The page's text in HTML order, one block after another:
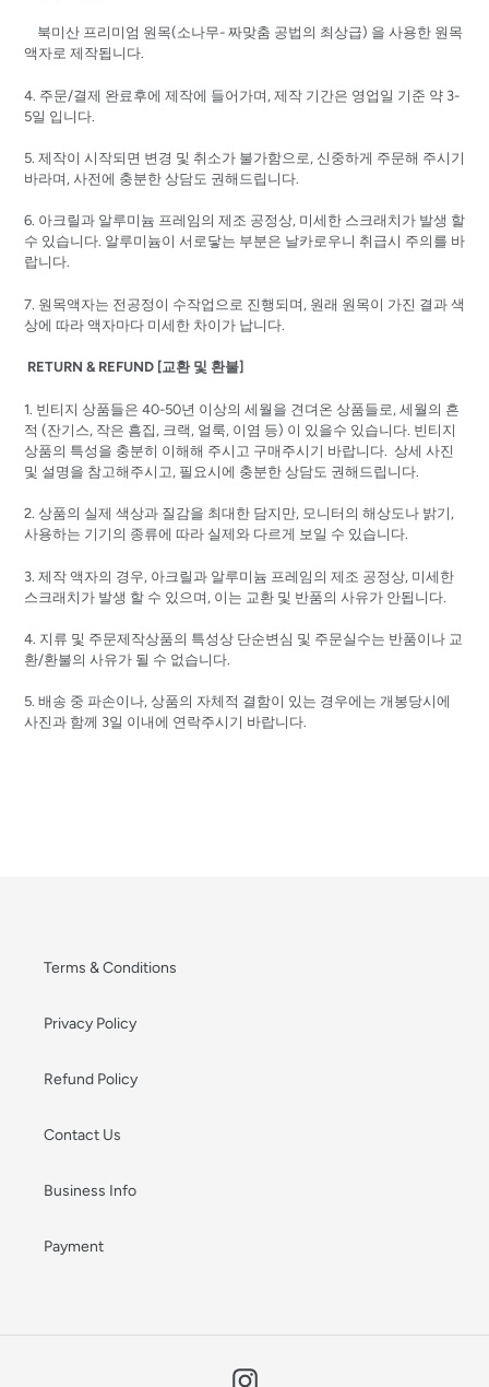
북미산 프리미엄 원목(소나무- 짜맞춤 공법의 최상급) 을 사용한 원목
액자로 제작됩니다.
4. 주문/결제 완료후에 제작에 들어가며, 제작 기간은 영업일 기준 약 3-
5일 입니다.
5. 제작이 시작되면 변경 및 취소가 불가함으로, 신중하게 주문해 주시기
바라며, 사전에 충분한 상담도 권해드립니다.
6. 아크릴과 알루미늄 프레임의 제조 공정상, 미세한 스크래치가 발생 할
수 있습니다. 알루미늄이 서로닿는 부분은 날카로우니 취급시 주의를 바
랍니다.
7. 원목액자는 전공정이 수작업으로 진행되며, 원래 원목이 가진 결과 색
상에 따라 액자마다 미세한 차이가 납니다.
RETURN & REFUND [교환 및 환불]
1. 빈티지 상품들은 40-50년 이상의 세월을 견뎌온 상품들로, 세월의 흔
적 (잔기스, 작은 흠집, 크랙, 얼룩, 이염 등) 이 있을수 있습니다. 빈티지
상품의 특성을 충분히 이해해 주시고 구매주시기 바랍니다. 상세 사진
및 설명을 참고해주시고, 필요시에 충분한 상담도 권해드립니다.
2. 상품의 실제 색상과 질감을 최대한 담지만, 모니터의 해상도나 밝기,
사용하는 기기의 종류에 따라 실제와 다르게 보일 수 있습니다.
3. 제작 액자의 경우, 아크릴과 알루미늄 프레임의 제조 공정상, 미세한
스크래치가 발생 할 수 있으며, 이는 교환 및 반품의 사유가 안됩니다.
4. 지류 및 주문제작상품의 특성상 단순변심 및 주문실수는 반품이나 교
환/환불의 사유가 될 수 없습니다.
5. 배송 중 파손이나, 상품의 자체적 결함이 있는 경우에는 개봉당시에
사진과 함께 3일 이내에 연락주시기 바랍니다.
Terms & Conditions
Privacy Policy
Refund Policy
Contact Us
Business Info
Payment
Instagram